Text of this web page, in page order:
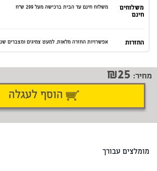
משלוחים
חינם
משלוח חינם עד הבית ברכישה מעל 299 ש"ח
החזרות אפשרויות החזרה מלאות. למעט צמיגים ומצברים
שתף
מחיר: 25
הוסף לעגלה
מומלצים עבורך